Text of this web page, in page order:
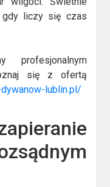
gdy liczy się czas
profesjonalnym
się z ofertą
lublin.pl/